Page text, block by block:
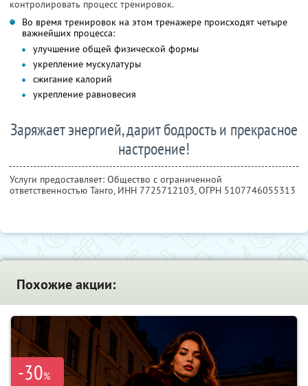
контролировать процесс тренировок.
Во время тренировок на этом тренажере происходят четыре
важнейших процесса:
улучшение общей физической формы
укрепление мускулатуры
сжигание калорий
укрепление равновесия
Заряжает энергией, дарит бодрость и прекрасное
настроение!
Услуги предоставляет: Общество с ограниченной
ответственностью Танго, ИНН 7725712103, ОГРН 5107746055313
Похожие акции:
-30%